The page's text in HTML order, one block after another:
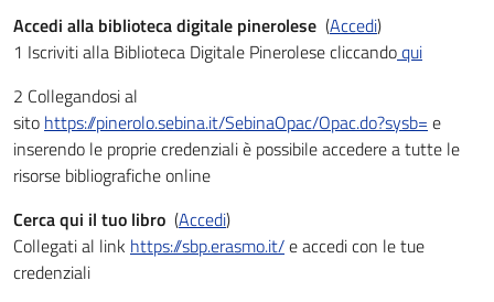
Accedi alla biblioteca digitale pinerolese (Accedi)
1 Iscriviti alla Biblioteca Digitale Pinerolese cliccandoqui
2 Collegandosi al
sito https://pinerolo.sebina.it/SebinaOpac/Opac.do?sysb= e
inserendo le proprie credenziali è possibile accedere a tutte le
risorse bibliografiche online
Cerca qui il tuo libro (Accedi)
Collegati al link https://sbp.erasmo.it/e accedi con le tue
credenziali